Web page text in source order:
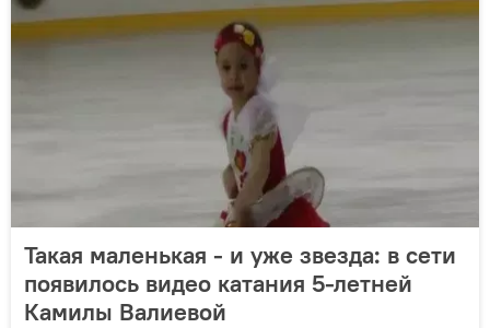
Такая маленькая - и уже звезда: в сети
появилось видео катания 5-летней
Камилы Валиевой